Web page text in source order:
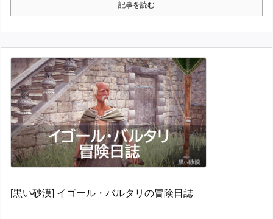
記事を読む
[黒い砂漠] イゴール・バルタリの冒険日誌